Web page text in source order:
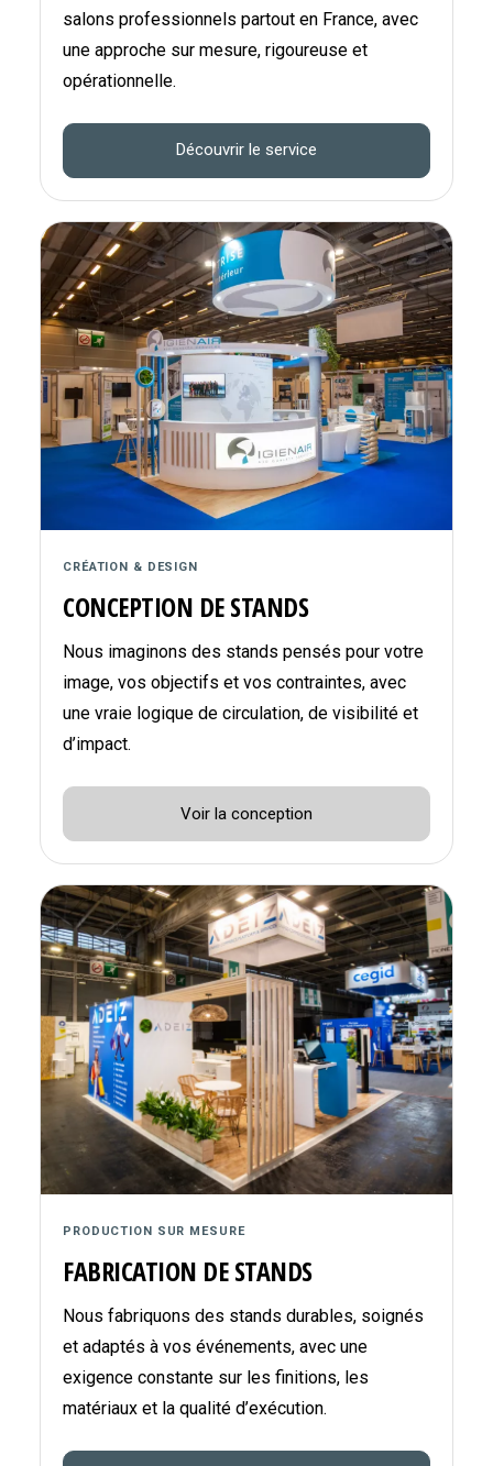
salons professionnels partout en France, avec
une approche sur mesure, rigoureuse et
opérationnelle.
Découvrir le service
CRÉATION & DESIGN
CONCEPTION DE STANDS
Nous imaginons des stands pensés pour votre
image, vos objectifs et vos contraintes, avec
une vraie logique de circulation, de visibilité et
d’impact.
Voir la conception
PRODUCTION SUR MESURE
FABRICATION DE STANDS
Nous fabriquons des stands durables, soignés
et adaptés à vos événements, avec une
exigence constante sur les finitions, les
matériaux et la qualité d’exécution.